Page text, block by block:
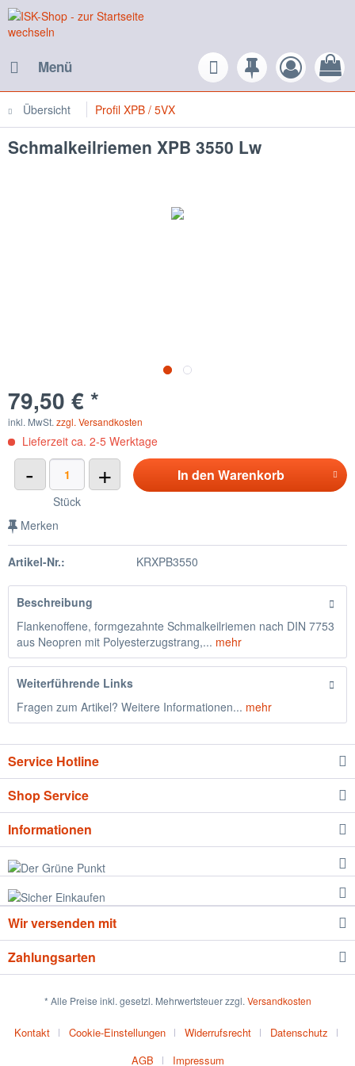
Menü
Übersicht Profil XPB / 5VX
Schmalkeilriemen XPB 3550 Lw
79,50 € *
inkl. MwSt. zzgl. Versandkosten
Lieferzeit ca. 2-5 Werktage
- +
Stück
In den Warenkorb
Merken
Artikel-Nr.: KRXPB3550
Beschreibung
Flankenoffene, formgezahnte Schmalkeilriemen nach DIN 7753
aus Neopren mit Polyesterzugstrang,... mehr
Weiterführende Links
Fragen zum Artikel? Weitere Informationen... mehr
Service Hotline
Shop Service
Informationen
Wir versenden mit
Zahlungsarten
* Alle Preise inkl. gesetzl. Mehrwertsteuer zzgl. Versandkosten
Kontakt Cookie-Einstellungen Widerrufsrecht
Datenschutz
AGB
Impressum